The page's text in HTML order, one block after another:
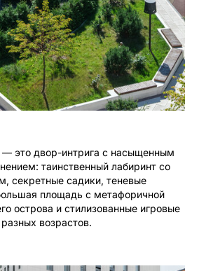
— это двор-интрига с насыщенным
таинственный лабиринт со
секретные садики, теневые
площадь с метафоричной
острова и стилизованные игровые
возрастов.